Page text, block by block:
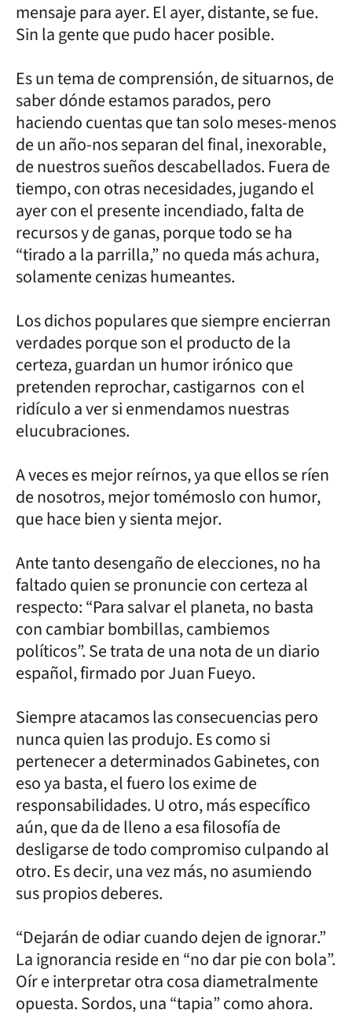
mensaje para ayer. El ayer, distante, se fue.
Sin la gente que pudo hacer posible.
Es un tema de comprensión, de situarnos, de
saber dónde estamos parados, pero
haciendo cuentas que tan solo meses-menos
de un año-nos separan del final, inexorable,
de nuestros sueños descabellados. Fuera de
tiempo, con otras necesidades, jugando el
ayer con el presente incendiado, falta de
recursos y de ganas, porque todo se ha
“tirado a la parrilla,” no queda más achura,
solamente cenizas humeantes.
Los dichos populares que siempre encierran
verdades porque son el producto de la
certeza, guardan un humor irónico que
pretenden reprochar, castigarnos con el
ridículo a ver si enmendamos nuestras
elucubraciones.
A veces es mejor reírnos, ya que ellos se ríen
de nosotros, mejor tomémoslo con humor,
que hace bien y sienta mejor.
Ante tanto desengaño de elecciones, no ha
faltado quien se pronuncie con certeza al
respecto: “Para salvar el planeta, no basta
con cambiar bombillas, cambiemos
políticos”. Se trata de una nota de un diario
español, firmado por Juan Fueyo.
Siempre atacamos las consecuencias pero
nunca quien las produjo. Es como si
pertenecer a determinados Gabinetes, con
eso ya basta, el fuero los exime de
responsabilidades. U otro, más específico
aún, que da de lleno a esa filosofía de
desligarse de todo compromiso culpando al
otro. Es decir, una vez más, no asumiendo
sus propios deberes.
“Dejarán de odiar cuando dejen de ignorar.”
La ignorancia reside en “no dar pie con bola”.
Oír e interpretar otra cosa diametralmente
opuesta. Sordos, una “tapia” como ahora.